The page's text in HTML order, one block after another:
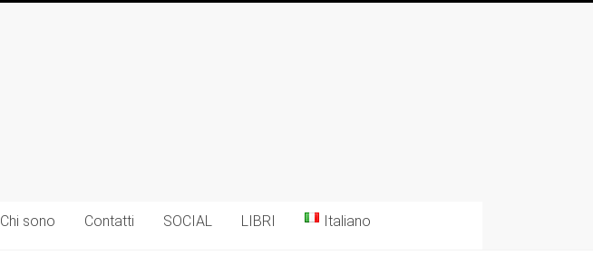
Chi sono Contatti SOCIAL LIBRI Italiano